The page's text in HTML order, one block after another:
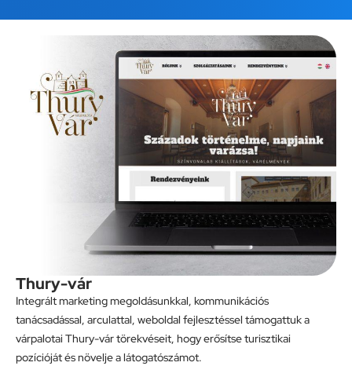
Thury-vár
Integrált marketing megoldásunkkal, kommunikációs
tanácsadással, arculattal, weboldal fejlesztéssel támogattuk a
várpalotai Thury-vár törekvéseit, hogy erősítse turisztikai
pozícióját és növelje a látogatószámot.